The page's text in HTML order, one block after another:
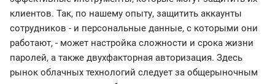
клиентов. Так, по нашему опыту, защитить аккаунты
сотрудников - и персональные данные, с которыми они
работают, - может настройка сложности и срока жизни
паролей, а также двухфакторная авторизация. Здесь
рынок облачных технологий следует за общерыночным